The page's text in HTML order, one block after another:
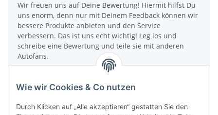
Wie wir Cookies & Co nutzen
Durch Klicken auf „Alle akzeptieren“ gestatten Sie den
Wir freuen uns auf Deine Bewertung! Hiermit hilfst Du
uns enorm, denn nur mit Deinem Feedback können wir
bessere Produkte anbieten und den Service
verbessern. Das ist uns echt wichtig! Leg los und
schreibe eine Bewertung und teile sie mit anderen
Autofans.
Wie funktionieren Bewertungen?